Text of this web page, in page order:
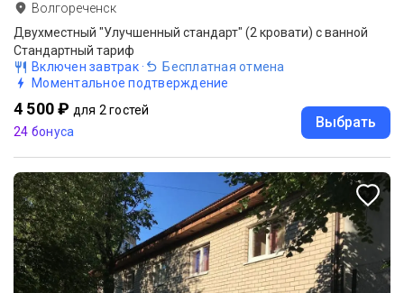
Волгореченск
Двухместный "Улучшенный стандарт" (2 кровати) c ванной
Стандартный тариф
Включен завтрак·
Бесплатная отмена
Моментальное подтверждение
4 500 ₽ для 2 гостей
24 бонуса
Выбрать